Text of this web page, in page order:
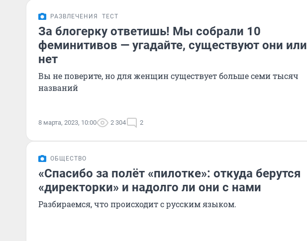
РАЗВЛЕЧЕНИЯ ТЕСТ
За блогерку ответишь! Мы собрали 10
феминитивов — угадайте, существуют они или
нет
Вы не поверите, но для женщин существует больше семи тысяч
названий
8 марта, 2023, 10:00 2 304 2
ОБЩЕСТВО
«Спасибо за полёт «пилотке»: откуда берутся
«директорки» и надолго ли они с нами
Разбираемся, что происходит с русским языком.